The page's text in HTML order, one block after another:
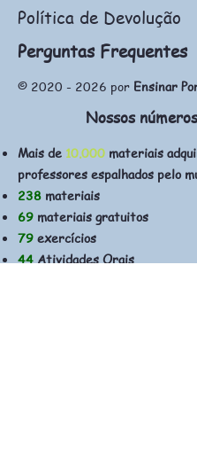
Política de Devolução
Perguntas Frequentes
© 2020 - 2026 por Ensinar
Nossos números
Mais de 10.000 materiais
professores espalhados pelo
238 materiais
69 materiais gratuitos
79 exercícios
44Atividades Orais